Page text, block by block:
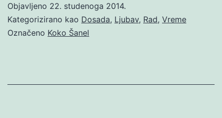
Objavljeno 22. studenoga 2014.
Kategorizirano kao Dosada, Ljubav, Rad, Vreme
Označeno Koko Šanel